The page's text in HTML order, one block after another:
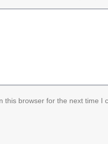
this browser for the next time I